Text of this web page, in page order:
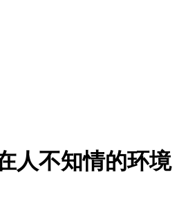
人不知情的环境